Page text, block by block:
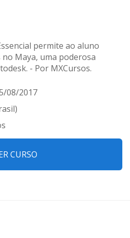
permite ao aluno
Maya, uma poderosa
- Por MXCursos.
08/2017
CURSO